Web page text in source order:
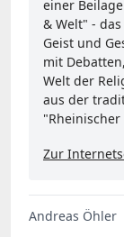
einer
& Welt" -
Geist und
mit
Welt der
aus der
Zur
Andreas Öhler